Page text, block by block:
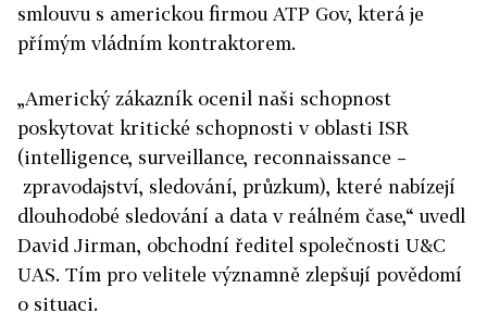
smlouvu s americkou firmou ATP Gov, která je
přímým vládním kontraktorem.
„Americký zákazník ocenil naši schopnost
poskytovat kritické schopnosti v oblasti ISR
(intelligence, surveillance, reconnaissance –
zpravodajství, sledování, průzkum), které nabízejí
dlouhodobé sledování a data v reálném čase,“ uvedl
David Jirman, obchodní ředitel společnosti U&C
UAS. Tím pro velitele významně zlepšují povědomí
o situaci.